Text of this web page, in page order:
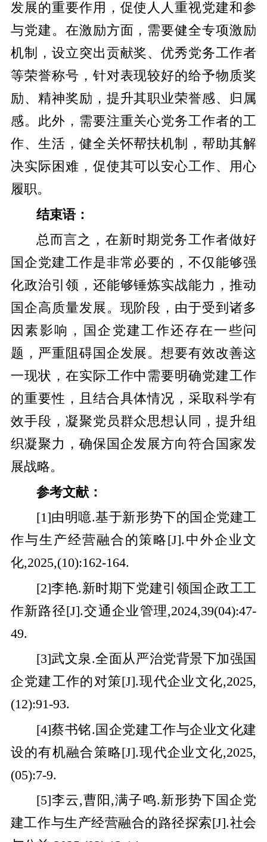
发展的重要作用，促使人人重视党建和参
与党建。在激励方面，需要健全专项激励
机制，设立突出贡献奖、优秀党务工作者
等荣誉称号，针对表现较好的给予物质奖
励、精神奖励，提升其职业荣誉感、归属
感。此外，需要注重关心党务工作者的工
作、生活，健全关怀帮扶机制，帮助其解
决实际困难，促使其可以安心工作、用心
履职。
结束语：
总而言之，在新时期党务工作者做好
国企党建工作是非常必要的，不仅能够强
化政治引领，还能够锤炼实战能力，推动
国企高质量发展。现阶段，由于受到诸多
因素影响，国企党建工作还存在一些问
题，严重阻碍国企发展。想要有效改善这
一现状，在实际工作中需要明确党建工作
的重要性，且结合具体情况，采取科学有
效手段，凝聚党员群众思想认同，提升组
织凝聚力，确保国企发展方向符合国家发
展战略。
参考文献：
[1]由明噫.基于新形势下的国企党建工
作与生产经营融合的策略[J].中外企业文
化,2025,(10):162-164.
[2]李艳.新时期下党建引领国企政工工
作新路径[J].交通企业管理,2024,39(04):47-
49.
[3]武文泉.全面从严治党背景下加强国
企党建工作的对策[J].现代企业文化,2025,
(12):91-93.
[4]蔡书铭.国企党建工作与企业文化建
设的有机融合策略[J].现代企业文化,2025,
(05):7-9.
[5]李云,曹阳,满子鸣.新形势下国企党
建工作与生产经营融合的路径探索[J].社会